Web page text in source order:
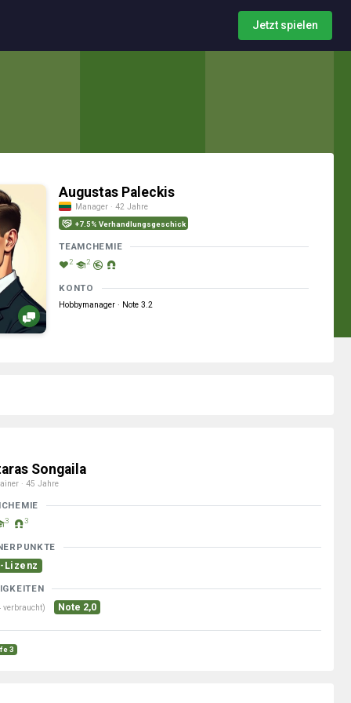
Jetzt spielen
Augustas Paleckis
Manager · 42 Jahre
+7.5% Verhandlungsgeschick
TEAMCHEMIE
2 2
KONTO
Hobbymanager · Note 3.2
Songaila
· 45 Jahre
3 3
Lizenz
verbraucht) Note 2,0
3